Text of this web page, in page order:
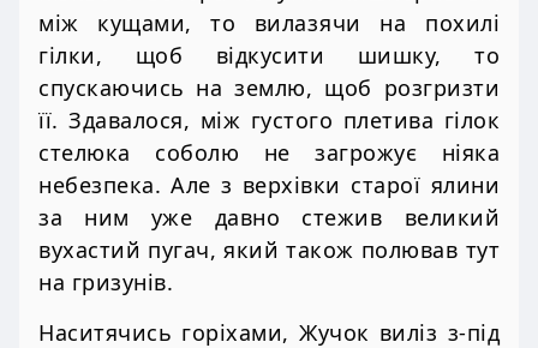
між кущами, то вилазячи на похилі
гілки, щоб відкусити шишку, то
спускаючись на землю, щоб розгризти
її. Здавалося, між густого плетива гілок
стелюка соболю не загрожує ніяка
небезпека. Але з верхівки старої ялини
за ним уже давно стежив великий
вухастий пугач, який також полював тут
на гризунів.
Наситячись горіхами, Жучок виліз з-під